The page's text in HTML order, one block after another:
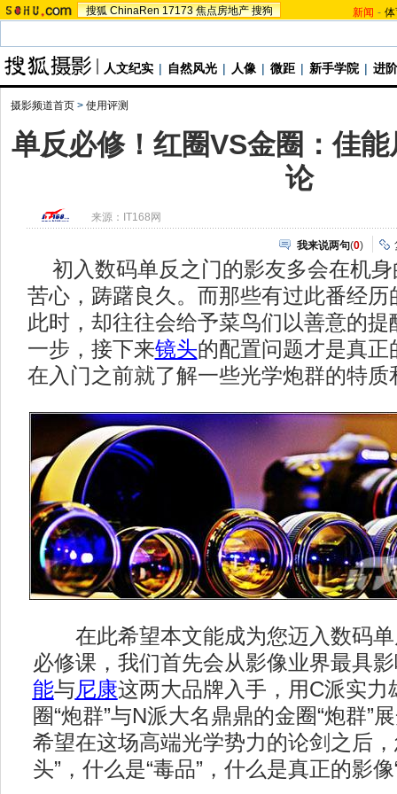
搜狐 ChinaRen 17173 焦点房地产 搜狗 新闻 -
人文纪实 | 自然风光 | 人像 | 微距 | 新手学院 | 进
摄影频道首页 > 使用评测
单反必修！红圈VS金圈：佳
论
来源： IT168网
我来说两句(0)
初入数码单反之门的影友多会在机身
苦心，踌躇良久。而那些有过此番经历
此时，却往往会给予菜鸟们以善意的提
一步，接下来镜头的配置问题才是真
在入门之前就了解一些光学炮群的特质
在此希望本文能成为您迈入数码单
必修课，我们首先会从影像业界最具
能与尼康这两大品牌入手，用C派实力
圈“炮群”与N派大名鼎鼎的金圈“炮群”
希望在这场高端光学势力的论剑之后
头”，什么是“毒品”，什么是真正的影像